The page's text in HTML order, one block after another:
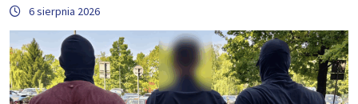
6 sierpnia 2026